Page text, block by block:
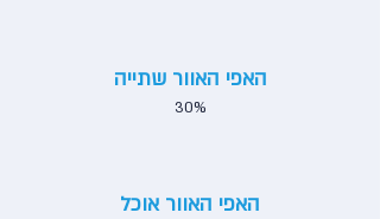
האפי האוור שתייה
30%
האפי האוור אוכל